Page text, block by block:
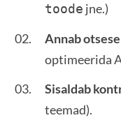
toode jne.)
Annab
optimeerida
Sisaldab
teemad).